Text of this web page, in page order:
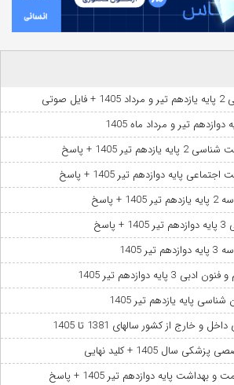
تیر و مرداد ماه 1405
تیر 1405 + پاسخ
پایه دوازدهم تیر 1405 + پاسخ
+ پاسخ
دوازدهم تیر 1405
پایه یازدهم تیر 1405
خارج از کشور سالهای 1381 تا 1405
سال 1405 + کلید نهایی
پایه دوازدهم تیر 1405 + پاسخ